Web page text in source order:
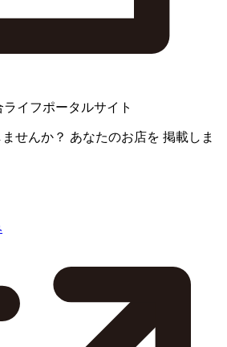
ライフポータルサイト
せんか？ あなたのお店を 掲載しま